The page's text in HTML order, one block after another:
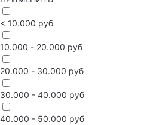
< 10.000 руб
10.000 - 20.000 руб
20.000 - 30.000 руб
30.000 - 40.000 руб
40.000 - 50.000 руб